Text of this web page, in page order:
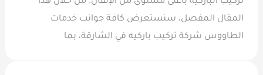
المقال المفصل، سنستعرض كافة جوانب خدمات
الطاووس شركة تركيب باركيه في الشارقة، بما